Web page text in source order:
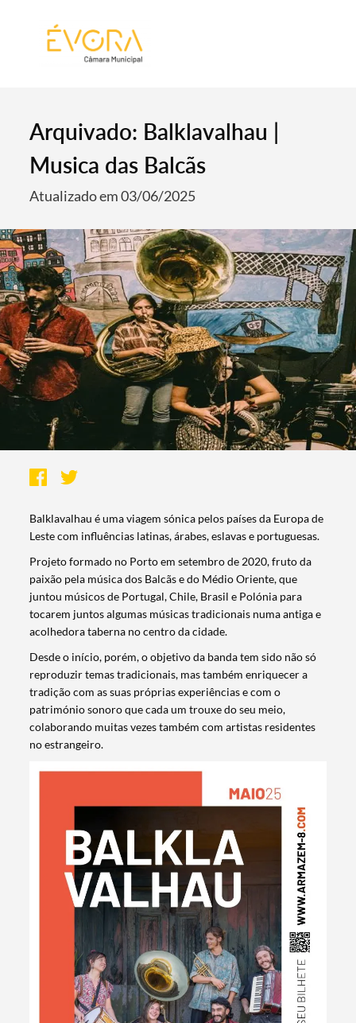
Arquivado: Balklavalhau |
Musica das Balcãs
Atualizado em 03/06/2025
Balklavalhau é uma viagem sónica pelos países da Europa de
Leste com influências latinas, árabes, eslavas e portuguesas.
Projeto formado no Porto em setembro de 2020, fruto da
paixão pela música dos Balcãs e do Médio Oriente, que
juntou músicos de Portugal, Chile, Brasil e Polónia para
tocarem juntos algumas músicas tradicionais numa antiga e
acolhedora taberna no centro da cidade.
Desde o início, porém, o objetivo da banda tem sido não só
reproduzir temas tradicionais, mas também enriquecer a
tradição com as suas próprias experiências e com o
património sonoro que cada um trouxe do seu meio,
colaborando muitas vezes também com artistas residentes
no estrangeiro.